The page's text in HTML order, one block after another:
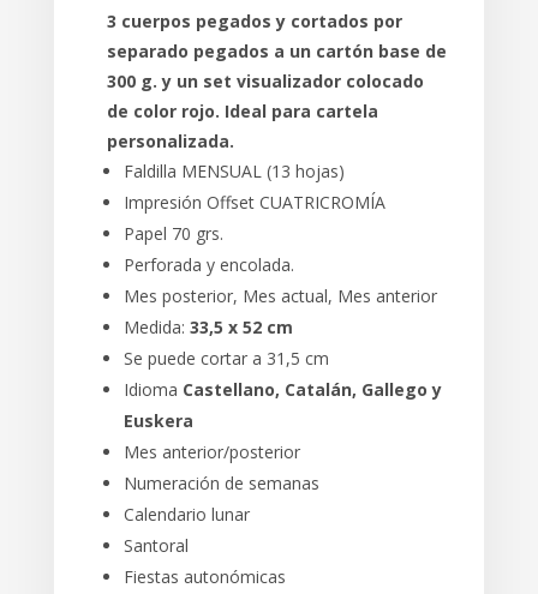
3 cuerpos pegados y cortados por
separado pegados a un cartón base de
300 g. y un set visualizador colocado
de color rojo. Ideal para cartela
personalizada.
Faldilla MENSUAL (13 hojas)
Impresión Offset CUATRICROMÍA
Papel 70 grs.
Perforada y encolada.
Mes posterior, Mes actual, Mes anterior
Medida: 33,5 x 52 cm
Se puede cortar a 31,5 cm
Idioma Castellano, Catalán, Gallego y
Euskera
Mes anterior/posterior
Numeración de semanas
Calendario lunar
Santoral
Fiestas autonómicas